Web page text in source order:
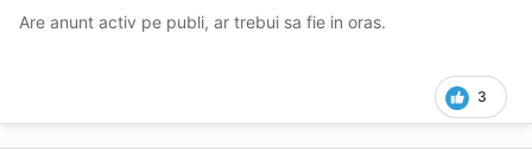
Are anunt activ pe publi, ar trebui sa fie in oras.
3